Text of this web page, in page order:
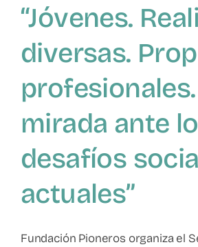
“Jóvenes.
diversas.
mirada ante
desafíos
actuales”
Fundación Pioneros organiza el